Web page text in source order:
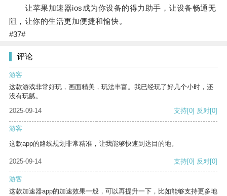
让苹果加速器ios成为你设备的得力助手，让设备畅通无
阻，让你的生活更加便捷和愉快。
#37#
评论
游客
这款游戏非常好玩，画面精美，玩法丰富。我已经玩了好几个小时，还
没有玩腻。
2025-09-14
支持[0] 反对[0]
游客
这款app的路线规划非常精准，让我能够快速到达目的地。
2025-09-14 支持[0] 反对[0]
游客
这款加速器app的加速效果一般，可以再提升一下，比如能够支持更多地